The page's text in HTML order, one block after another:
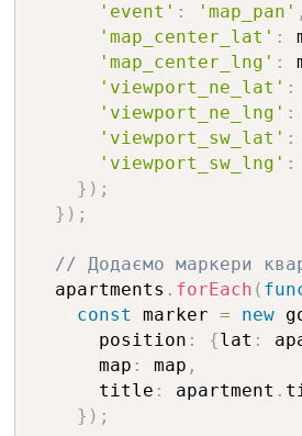
'event' : 'map_pan' ,
'map_center_lat' :
'map_center_lng' :
'viewport_ne_lat' :
'viewport_ne_lng' :
'viewport_sw_lat' :
'viewport_sw_lng' :
} ) ;
} ) ;
// Додаємо маркери
  apartments
. forEach (
const marker = new
      position
: {lat :
      map
: map ,
      title
: apartment .
} ) ;